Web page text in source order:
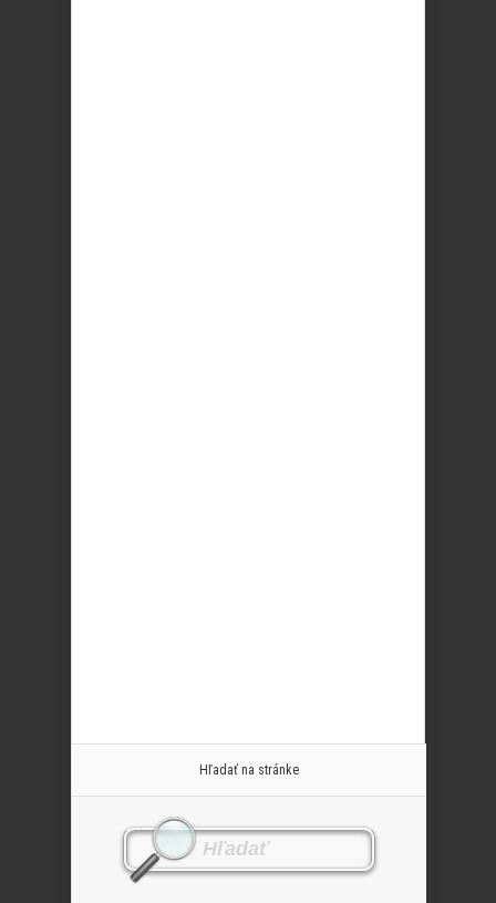
Hľadať na stránke